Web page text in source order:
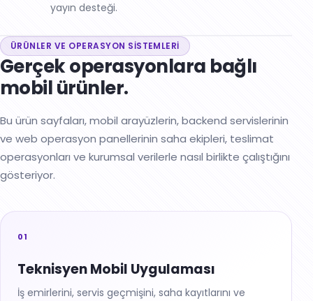
yayın desteği.
ÜRÜNLER VE OPERASYON SISTEMLERI
Gerçek operasyonlara bağlı
mobil ürünler.
Bu ürün sayfaları, mobil arayüzlerin, backend servislerinin
ve web operasyon panellerinin saha ekipleri, teslimat
operasyonları ve kurumsal verilerle nasıl birlikte çalıştığını
gösteriyor.
01
Teknisyen Mobil Uygulaması
İş emirlerini, servis geçmişini, saha kayıtlarını ve